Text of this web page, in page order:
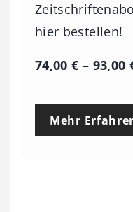
hier bestellen!
74,00€ – 93,00
Mehr